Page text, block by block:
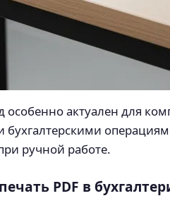
особенно актуален для
бухгалтерскими
ручной работе.
PDF в